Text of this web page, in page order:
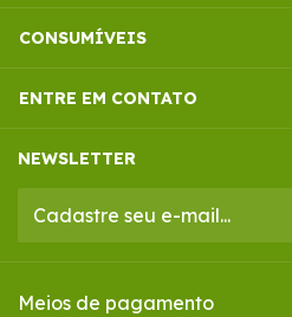
CONSUMÍVEIS
ENTRE EM CONTATO
NEWSLETTER
Meios de pagamento